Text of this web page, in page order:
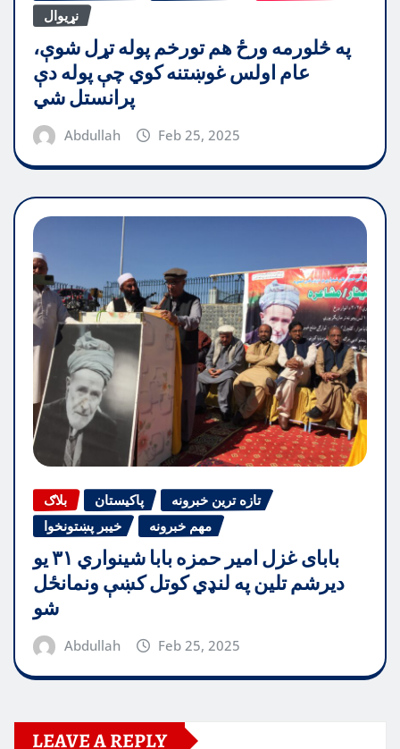
نړیوال
په څلورمه ورځ هم تورخم پوله تړل شوې،
عام اولس غوښتنه کوي چې پوله دې
پرانستل شي
Abdullah Feb 25, 2025
بلاګ پاکیستان
تازه ترین خبرونه
خیبر پښتونخوا
مهم خبرونه
بابای غزل امیر حمزه بابا شینواري ۳۱ یو
دیرشم تلین په لنډي کوتل کښې ونمانځل
شو
Abdullah Feb 25, 2025
LEAVE A REPLY